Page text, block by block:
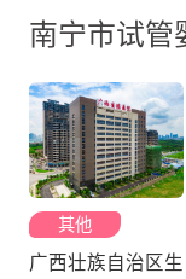
南宁市试管
其他
广西壮族自治区生